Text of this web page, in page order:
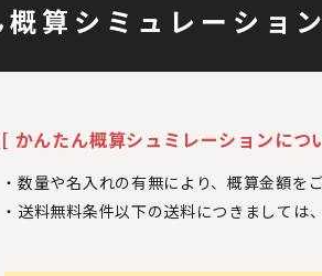
概算シミュレーショ
[ かんたん概算シュミレーションにつ
数量や名入れの有無により、概算金額を
送料無料条件以下の送料につきましては